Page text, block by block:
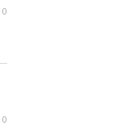
0
0